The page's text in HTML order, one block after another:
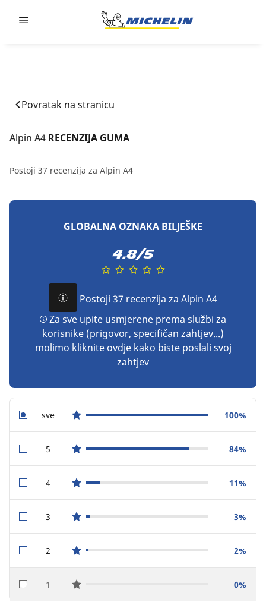
Povratak na stranicu
Alpin A4 RECENZIJA GUMA
Postoji 37 recenzija za Alpin A4
GLOBALNA OZNAKA BILJEŠKE
4.8/5
Postoji 37 recenzija za Alpin A4
Za sve upite usmjerene prema službi za
korisnike (prigovor, specifičan zahtjev...)
molimo kliknite ovdje kako biste poslali svoj
zahtjev
svestar reviews 100%
5star reviews 84%
4star reviews 11%
3star reviews 3%
2star reviews 2%
1star reviews 0%